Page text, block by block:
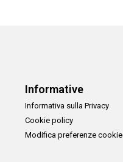
Informative
Informativa sulla Privacy
Cookie policy
Modifica preferenze cookie